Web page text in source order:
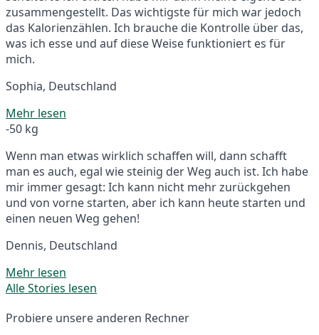
zusammengestellt. Das wichtigste für mich war jedoch
das Kalorienzählen. Ich brauche die Kontrolle über das,
was ich esse und auf diese Weise funktioniert es für
mich.
Sophia, Deutschland
Mehr lesen
-50 kg
Wenn man etwas wirklich schaffen will, dann schafft
man es auch, egal wie steinig der Weg auch ist. Ich habe
mir immer gesagt: Ich kann nicht mehr zurückgehen
und von vorne starten, aber ich kann heute starten und
einen neuen Weg gehen!
Dennis, Deutschland
Mehr lesen
Alle Stories lesen
Probiere unsere anderen Rechner